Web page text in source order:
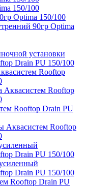
150/100
Optima 150/100
90гр Optima
установки
Drain PU 150/100
Rooftop
Аквасистем Rooftop
Rooftop Drain PU
Аквасистем Rooftop
Drain PU 150/100
Drain PU 150/100
Rooftop Drain PU